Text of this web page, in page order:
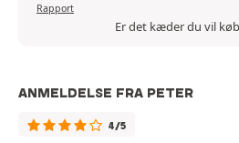
Rapport
Er det kæder du vil
ANMELDELSE FRA PETER
4/5